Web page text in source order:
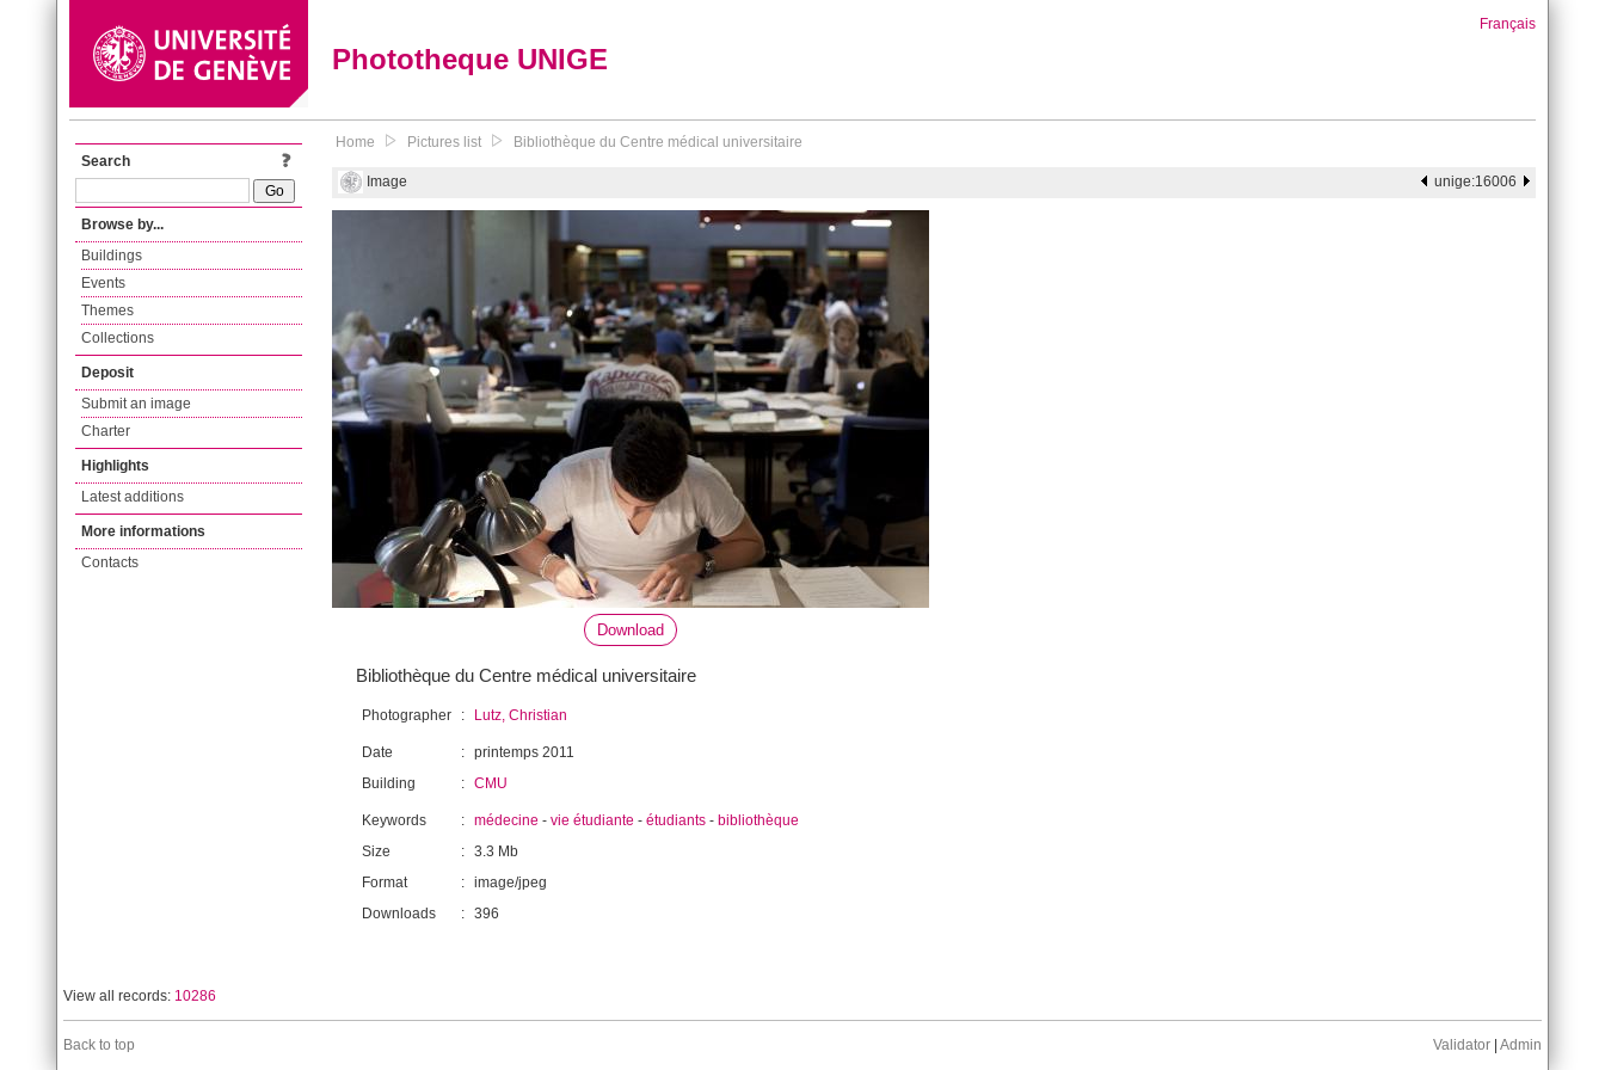
Phototheque UNIGE
Français
Search
Browse by...
Buildings
Events
Themes
Collections
Deposit
Submit an image
Charter
Highlights
Latest additions
More informations
Contacts
Home Pictures list Bibliothèque du Centre médical universitaire
Image unige:16006
Download
Bibliothèque du Centre médical universitaire
Photographer : Lutz, Christian
Date : printemps 2011
Building
: CMU
Keywords : médecine - vie étudiante - étudiants - bibliothèque
Size
: 3.3 Mb
Format
: image/jpeg
Downloads
: 396
View all records: 10286
Back to top Validator Admin